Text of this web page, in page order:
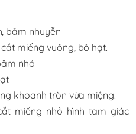
băm nhuyễn
miếng vuông, bỏ hạt.
nhỏ
khoanh tròn vừa miệng.
miếng nhỏ hình tam giác